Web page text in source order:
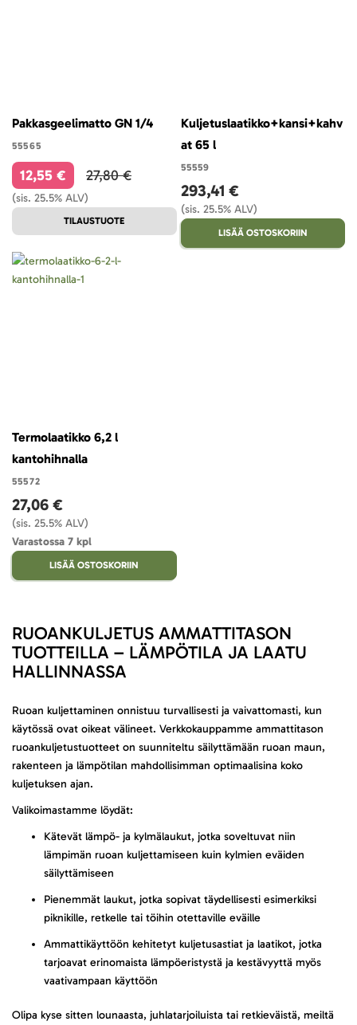
Pakkasgeelimatto GN 1/4
55565
12,55 € 27,80 €
(sis. 25.5% ALV)
TILAUSTUOTE
Kuljetuslaatikko+kansi+kahv
at 65 l
55559
293,41 €
(sis. 25.5% ALV)
LISÄÄ OSTOSKORIIN
Termolaatikko 6,2 l
kantohihnalla
55572
27,06 €
(sis. 25.5% ALV)
Varastossa 7 kpl
LISÄÄ OSTOSKORIIN
RUOANKULJETUS AMMATTITASON
TUOTTEILLA – LÄMPÖTILA JA LAATU
HALLINNASSA
Ruoan kuljettaminen onnistuu turvallisesti ja vaivattomasti, kun
käytössä ovat oikeat välineet. Verkkokauppamme ammattitason
ruoankuljetustuotteet on suunniteltu säilyttämään ruoan maun,
rakenteen ja lämpötilan mahdollisimman optimaalisina koko
kuljetuksen ajan.
Valikoimastamme löydät:
Kätevät lämpö- ja kylmälaukut, jotka soveltuvat niin
lämpimän ruoan kuljettamiseen kuin kylmien eväiden
säilyttämiseen
Pienemmät laukut, jotka sopivat täydellisesti esimerkiksi
piknikille, retkelle tai töihin otettaville eväille
Ammattikäyttöön kehitetyt kuljetusastiat ja laatikot, jotka
tarjoavat erinomaista lämpöeristystä ja kestävyyttä myös
vaativampaan käyttöön
Olipa kyse sitten lounaasta, juhlatarjoiluista tai retkieväistä, meiltä